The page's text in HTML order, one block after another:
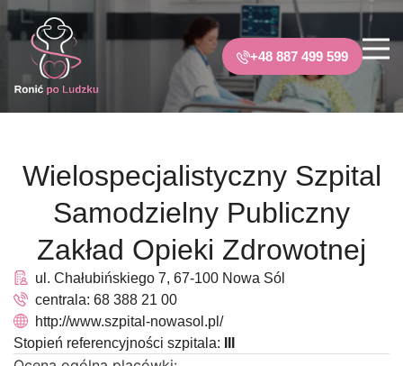
+48 887 499 599
Wielospecjalistyczny Szpital
Samodzielny Publiczny
Zakład Opieki Zdrowotnej
ul. Chałubińskiego 7, 67-100 Nowa Sól
centrala: 68 388 21 00
http://www.szpital-nowasol.pl/
Stopień referencyjności szpitala: